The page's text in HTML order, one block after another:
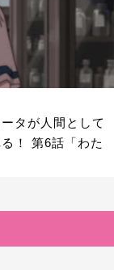
タが人間として
！ 第6話「わた